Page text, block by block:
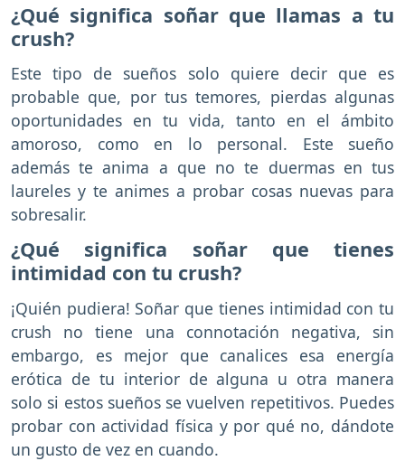
¿Qué significa soñar que llamas a tu
crush?
Este tipo de sueños solo quiere decir que es
probable que, por tus temores, pierdas algunas
oportunidades en tu vida, tanto en el ámbito
amoroso, como en lo personal. Este sueño
además te anima a que no te duermas en tus
laureles y te animes a probar cosas nuevas para
sobresalir.
¿Qué significa soñar que tienes
intimidad con tu crush?
¡Quién pudiera! Soñar que tienes intimidad con tu
crush no tiene una connotación negativa, sin
embargo, es mejor que canalices esa energía
erótica de tu interior de alguna u otra manera
solo si estos sueños se vuelven repetitivos. Puedes
probar con actividad física y por qué no, dándote
un gusto de vez en cuando.